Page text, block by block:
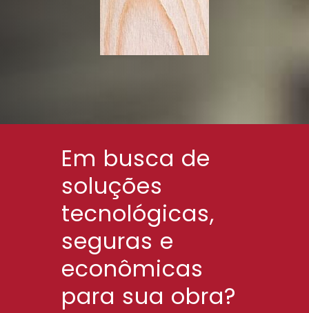
Em busca de
soluções
tecnológicas,
seguras e
econômicas
para sua obra?